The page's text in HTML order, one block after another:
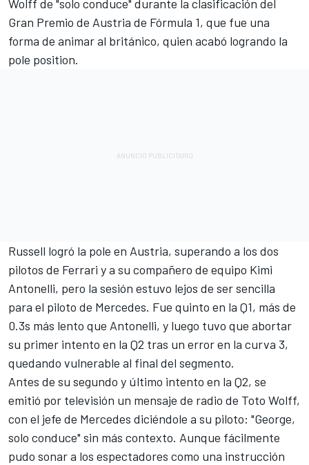
Wolff de "solo conduce" durante la clasificación del
Gran Premio de Austria de Fórmula 1, que fue una
forma de animar al británico, quien acabó logrando la
pole position.
Russell logró la pole en Austria, superando a los dos
pilotos de Ferrari y a su compañero de equipo Kimi
Antonelli, pero la sesión estuvo lejos de ser sencilla
para el piloto de Mercedes. Fue quinto en la Q1, más de
0.3s más lento que Antonelli, y luego tuvo que abortar
su primer intento en la Q2 tras un error en la curva 3,
quedando vulnerable al final del segmento.
Antes de su segundo y último intento en la Q2, se
emitió por televisión un mensaje de radio de Toto Wolff,
con el jefe de Mercedes diciéndole a su piloto: "George,
solo conduce" sin más contexto. Aunque fácilmente
pudo sonar a los espectadores como una instrucción